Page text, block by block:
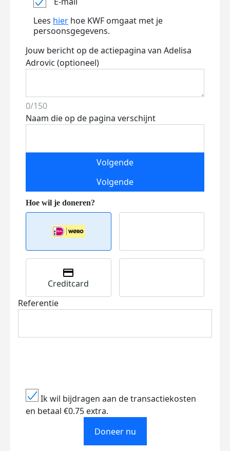
Lees hier hoe KWF omgaat met je
persoonsgegevens.
Jouw bericht op de actiepagina van Adelisa
Adrovic (optioneel)
0/150
Naam die op de pagina verschijnt
Volgende
Volgende
Creditcard
Referentie
Ik wil bijdragen aan de transactiekosten
en betaal €0.75 extra.
Doneer nu